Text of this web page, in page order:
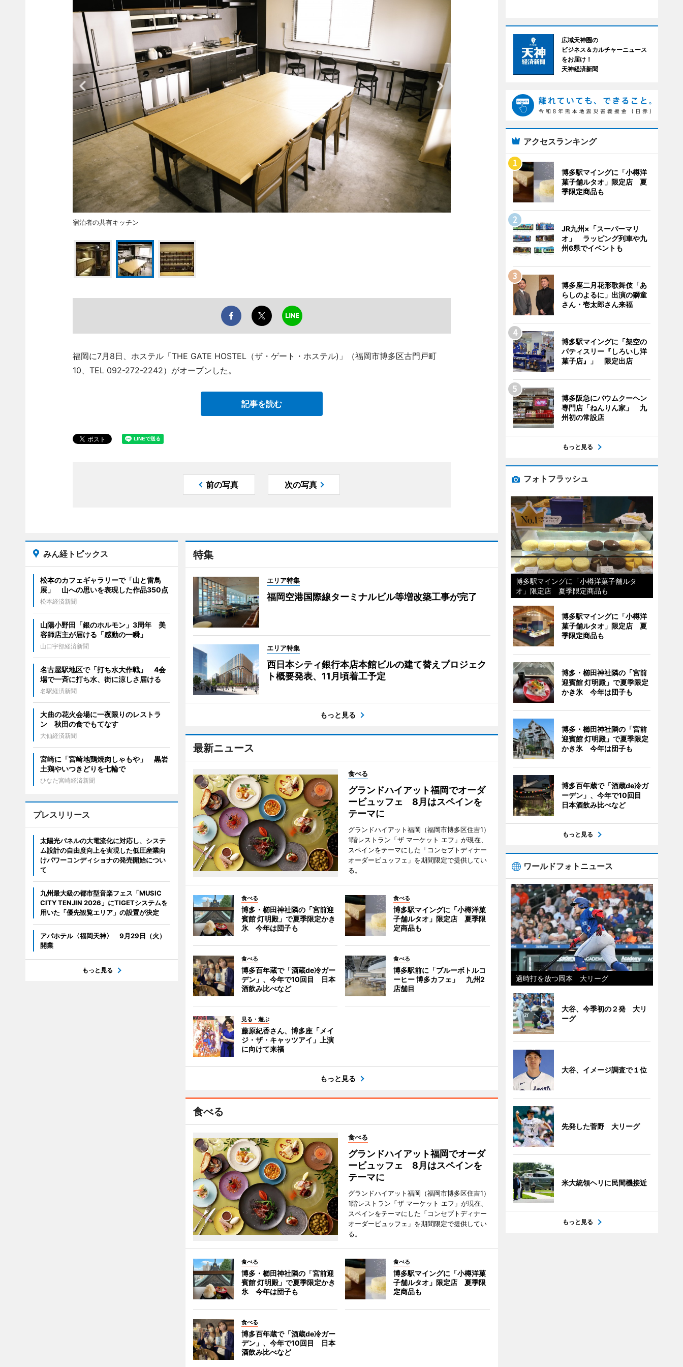
宿泊者の共有キッチン
福岡に7月8日、ホステル「THE GATE HOSTEL（ザ・ゲート・ホステル)」（福岡市博多区古門戸町
10、TEL 092-272-2242）がオープンした。
記事を読む
前の写真 次の写真
特集
エリア特集
福岡空港国際線ターミナルビル等増改築工事が完了
エリア特集
西日本シティ銀行本店本館ビルの建て替えプロジェク
ト概要発表、11月頃着工予定
もっと見る
最新ニュース
食べる
グランドハイアット福岡でオーダ
ービュッフェ 8月はスペインを
テーマに
グランドハイアット福岡（福岡市博多区住吉1）
1階レストラン「ザ マーケット エフ」が現在、
スペインをテーマにした「コンセプトディナー
オーダービュッフェ」を期間限定で提供してい
る。
食べる
博多・櫛田神社隣の「宮前迎
賓館 灯明殿」で夏季限定かき
氷 今年は団子も
食べる
博多駅マイングに「小樽洋菓
子舗ルタオ」限定店 夏季限
定商品も
食べる
博多百年蔵で「酒蔵de冷ガー
デン」、今年で10回目 日本
酒飲み比べなど
食べる
博多駅前に「ブルーボトルコ
ーヒー 博多カフェ」 九州2
店舗目
見る・遊ぶ
藤原紀香さん、博多座「メイ
ジ・ザ・キャッツアイ」上演
に向けて来福
もっと見る
食べる
食べる
グランドハイアット福岡でオーダ
ービュッフェ 8月はスペインを
テーマに
グランドハイアット福岡（福岡市博多区住吉1）
1階レストラン「ザ マーケット エフ」が現在、
スペインをテーマにした「コンセプトディナー
オーダービュッフェ」を期間限定で提供してい
る。
食べる
博多・櫛田神社隣の「宮前迎
賓館 灯明殿」で夏季限定かき
氷 今年は団子も
食べる
博多駅マイングに「小樽洋菓
子舗ルタオ」限定店 夏季限
定商品も
食べる
博多百年蔵で「酒蔵de冷ガー
デン」、今年で10回目 日本
酒飲み比べなど
みん経トピックス
松本のカフェギャラリーで「山と雷鳥
展」 山への思いを表現した作品350点
松本経済新聞
山陽小野田「銀のホルモン」3周年 美
容師店主が届ける「感動の一瞬」
山口宇部経済新聞
名古屋駅地区で「打ち水大作戦」 4会
場で一斉に打ち水、街に涼しさ届ける
名駅経済新聞
大曲の花火会場に一夜限りのレストラ
ン 秋田の食でもてなす
大仙経済新聞
宮崎に「宮崎地鶏焼肉しゃもや」 黒岩
土鶏やいつきどりを七輪で
ひなた宮崎経済新聞
プレスリリース
太陽光パネルの大電流化に対応し、システ
ム設計の自由度向上を実現した低圧産業向
けパワーコンディショナの発売開始につい
て
九州最大級の都市型音楽フェス「MUSIC
CITY TENJIN 2026」にTIGETシステムを
用いた「優先観覧エリア」の設置が決定
アパホテル〈福岡天神〉 9月29日（火）
開業
もっと見る
広域天神圏の
ビジネス＆カルチャーニュース
をお届け！
天神経済新聞
アクセスランキング
博多駅マイングに「小樽洋
菓子舗ルタオ」限定店 夏
季限定商品も
JR九州×「スーパーマリ
オ」 ラッピング列車や九
州6県でイベントも
博多座二月花形歌舞伎「あ
らしのよるに」出演の獅童
さん・壱太郎さん来福
博多駅マイングに「架空の
パティスリー『しろいし洋
菓子店』」 限定出店
博多阪急にバウムクーヘン
専門店「ねんりん家」 九
州初の常設店
もっと見る
フォトフラッシュ
博多駅マイングに「小樽洋菓子舗ルタ
オ」限定店 夏季限定商品も
博多駅マイングに「小樽洋
菓子舗ルタオ」限定店 夏
季限定商品も
博多・櫛田神社隣の「宮前
迎賓館 灯明殿」で夏季限定
かき氷 今年は団子も
博多・櫛田神社隣の「宮前
迎賓館 灯明殿」で夏季限定
かき氷 今年は団子も
博多百年蔵で「酒蔵de冷ガ
ーデン」、今年で10回目
日本酒飲み比べなど
もっと見る
ワールドフォトニュース
適時打を放つ岡本 大リーグ
大谷、今季初の２発 大リ
ーグ
大谷、イメージ調査で１位
先発した菅野 大リーグ
米大統領ヘリに民間機接近
もっと見る